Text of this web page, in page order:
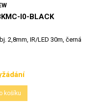
I0-BLACK
2,8mm, IR/LED 30m, černá
košíku